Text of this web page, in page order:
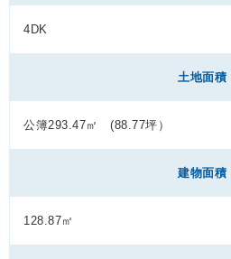
4DK
土地面積
公簿293.47㎡ (88.77坪）
建物面積
128.87㎡